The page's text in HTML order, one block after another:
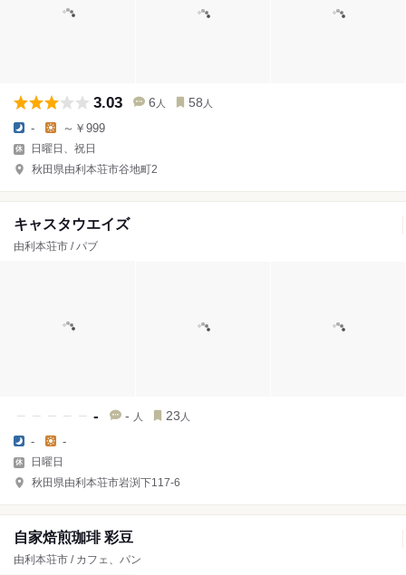
3.03 6 人 58 人
- ～￥999
日曜日、祝日
秋田県由利本荘市谷地町2
キャスタウエイズ
由利本荘市 / パブ
- - 人 23 人
- -
日曜日
秋田県由利本荘市岩渕下117-6
自家焙煎珈琲 彩豆
由利本荘市 / カフェ、パン